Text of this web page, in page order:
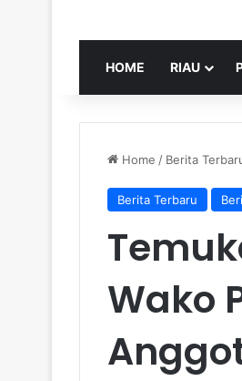
HOME RIAU
Home / Berita
Berita Terbaru
Wako